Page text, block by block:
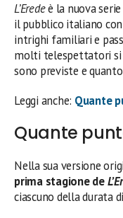
L’Eredeè la nuova
il pubblico italiano
intrighi familiari e
molti telespettatori si
sono previste e
Leggi anche: Quante
Quante
Nella sua versione
prima stagione de
ciascuno della durata